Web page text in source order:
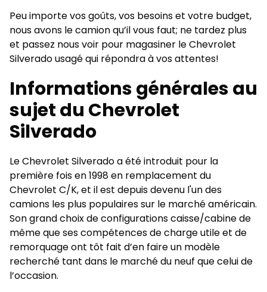
Peu importe vos goûts, vos besoins et votre budget,
nous avons le camion qu’il vous faut; ne tardez plus
et passez nous voir pour magasiner leChevrolet
Silverado usagéqui répondra à vos attentes!
Informations générales au
sujet du Chevrolet
Silverado
Le Chevrolet Silverado a été introduit pour la
première fois en 1998 en remplacement du
Chevrolet C/K, et il est depuis devenu l'un des
camions les plus populaires sur le marché américain.
Son grand choix de configurations caisse/cabine de
même que ses compétences de charge utile et de
remorquage ont tôt fait d’en faire un modèle
recherché tant dans le marché du neuf que celui de
l’occasion.